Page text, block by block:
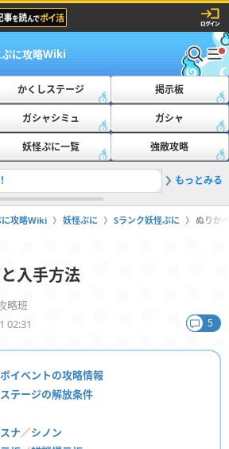
に攻略Wiki
かくしステージ 掲示板
ガシャシミュ ガシャ
妖怪ぷに一覧 強敵攻略
2おたす
もっとみる
に攻略Wiki 妖怪ぷに Sランク妖怪ぷに ぬりか
入手方法
略班
02:31
5
イベントの攻略情報
テージの解放条件
ナ／シノン